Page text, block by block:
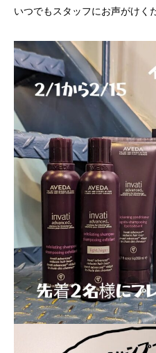
いつでもスタッフにお声がけく